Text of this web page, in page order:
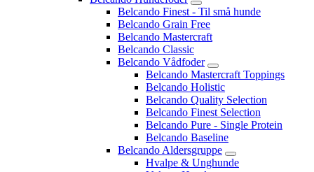
Belcando Finest - Til små hunde
Belcando Grain Free
Belcando Mastercraft
Belcando Classic
Belcando Vådfoder
Belcando Mastercraft Toppings
Belcando Holistic
Belcando Quality Selection
Belcando Finest Selection
Belcando Pure - Single Protein
Belcando Baseline
Belcando Aldersgruppe
Hvalpe & Unghunde